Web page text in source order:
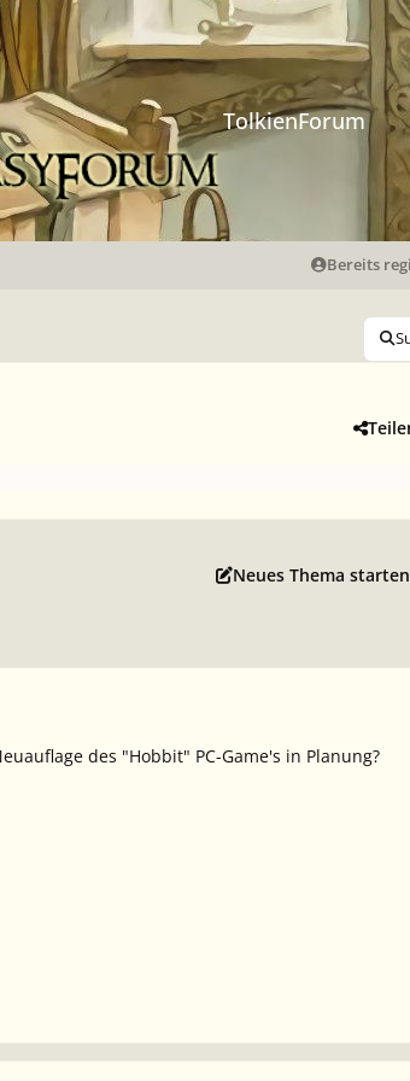
TolkienForum
Bereits
Neues Thema starten
des "Hobbit" PC-Game's in Planung?